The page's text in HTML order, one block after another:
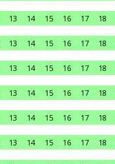
13 14 15 16 17 18
13 14 15 16 17 18
13 14 15 16 17 18
13 14 15 16 17 18
13 14 15 16 17 18
13 14 15 16 17 18